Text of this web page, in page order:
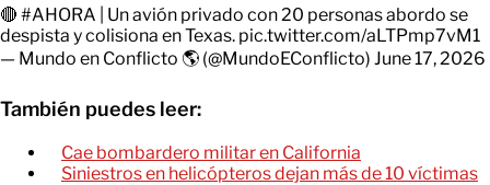
🔴 #AHORA | Un avión privado con 20 personas abordo se
despista y colisiona en Texas. pic.twitter.com/aLTPmp7vM1
— Mundo en Conflicto 🌎 (@MundoEConflicto) June 17, 2026
También puedes leer:
Cae bombardero militar en California
Siniestros en helicópteros dejan más de 10 víctimas